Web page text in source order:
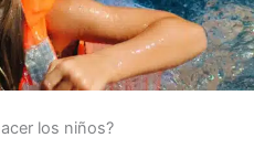
los niños?